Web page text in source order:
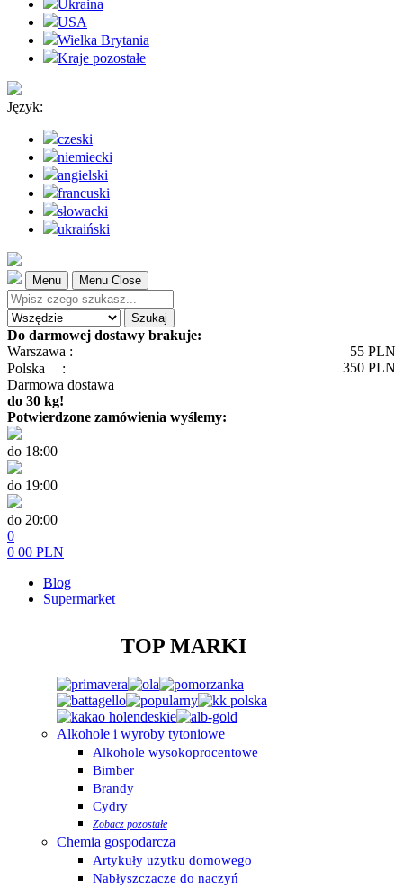
Ukraina
USA
Wielka Brytania
Kraje pozostałe
Język:
czeski
niemiecki
angielski
francuski
słowacki
ukraiński
Menu Menu Close
Szukaj
Do darmowej dostawy brakuje:
Warszawa :
55 PLN
Polska
: 350 PLN
Darmowa dostawa
do 30 kg!
Potwierdzone zamówienia wyślemy:
do 18:00
do 19:00
do 20:00
0
0 00 PLN
Blog
Supermarket
TOP MARKI
Alkohole i wyroby tytoniowe
Alkohole wysokoprocentowe
Bimber
Brandy
Cydry
Zobacz pozostałe
Chemia gospodarcza
Artykuły użytku domowego
Nabłyszczacze do naczyń